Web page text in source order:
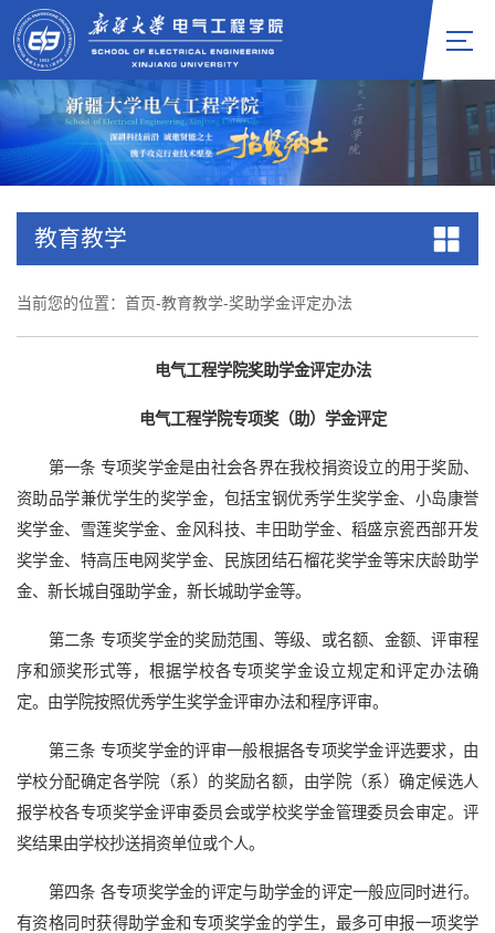
教育教学
当前您的位置： 首页-教育教学-奖助学金评定办法
电气工程学院奖助学金评定办法
电气工程学院专项奖（助）学金评定
第一条 专项奖学金是由社会各界在我校捐资设立的用于奖励、
资助品学兼优学生的奖学金，包括宝钢优秀学生奖学金、小岛康誉
奖学金、雪莲奖学金、金风科技、丰田助学金、稻盛京瓷西部开发
奖学金、特高压电网奖学金、民族团结石榴花奖学金等宋庆龄助学
金、新长城自强助学金，新长城助学金等。
第二条 专项奖学金的奖励范围、等级、或名额、金额、评审程
序和颁奖形式等，根据学校各专项奖学金设立规定和评定办法确
定。由学院按照优秀学生奖学金评审办法和程序评审。
第三条 专项奖学金的评审一般根据各专项奖学金评选要求，由
学校分配确定各学院（系）的奖励名额，由学院（系）确定候选人
报学校各专项奖学金评审委员会或学校奖学金管理委员会审定。评
奖结果由学校抄送捐资单位或个人。
第四条 各专项奖学金的评定与助学金的评定一般应同时进行。
有资格同时获得助学金和专项奖学金的学生，最多可申报一项奖学